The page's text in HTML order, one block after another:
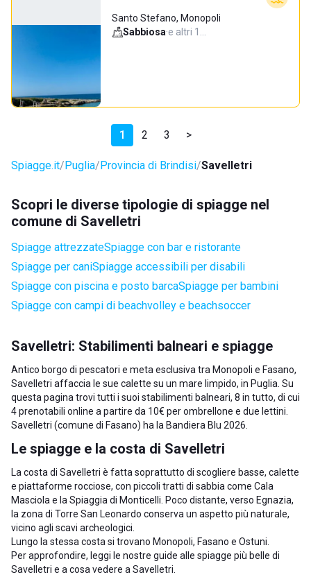
Santo Stefano, Monopoli
Sabbiosa·e altri 1…
1 2 3 >
Spiagge.it Puglia Provincia di Brindisi Savelletri
Scopri le diverse tipologie di spiagge nel
comune di Savelletri
Spiagge attrezzateSpiagge con bar e ristorante
Spiagge per caniSpiagge accessibili per disabili
Spiagge con piscina e posto barcaSpiagge per bambini
Spiagge con campi di beachvolley e beachsoccer
Savelletri: Stabilimenti balneari e spiagge
Antico borgo di pescatori e meta esclusiva tra Monopoli e Fasano,
Savelletri affaccia le sue calette su un mare limpido, in Puglia. Su
questa pagina trovi tutti i suoi stabilimenti balneari, 8 in tutto, di cui
4 prenotabili online a partire da 10€ per ombrellone e due lettini.
Savelletri (comune di Fasano) ha la Bandiera Blu 2026.
Le spiagge e la costa di Savelletri
La costa di Savelletri è fatta soprattutto di scogliere basse, calette
e piattaforme rocciose, con piccoli tratti di sabbia come Cala
Masciola e la Spiaggia di Monticelli. Poco distante, verso Egnazia,
la zona di Torre San Leonardo conserva un aspetto più naturale,
vicino agli scavi archeologici.
Lungo la stessa costa si trovano Monopoli, Fasano e Ostuni
Per approfondire, leggi le nostre guide alle spiagge più belle di
Savelletri e a cosa vedere a Savelletri